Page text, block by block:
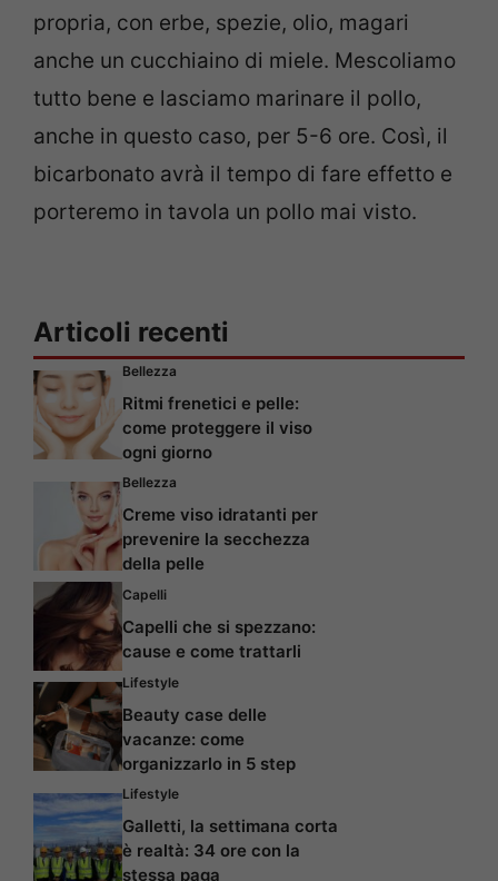
propria, con erbe, spezie, olio, magari
anche un cucchiaino di miele. Mescoliamo
tutto bene e lasciamo marinare il pollo,
anche in questo caso, per 5-6 ore. Così, il
bicarbonato avrà il tempo di fare effetto e
porteremo in tavola un pollo mai visto.
Articoli recenti
Bellezza
Ritmi frenetici e pelle:
come proteggere il viso
ogni giorno
Bellezza
Creme viso idratanti per
prevenire la secchezza
della pelle
Capelli
Capelli che si spezzano:
cause e come trattarli
Lifestyle
Beauty case delle
vacanze: come
organizzarlo in 5 step
Lifestyle
Galletti, la settimana corta
è realtà: 34 ore con la
stessa paga